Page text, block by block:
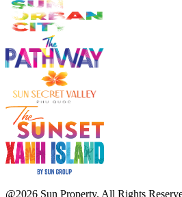
@2026 Sun Property. All Rights